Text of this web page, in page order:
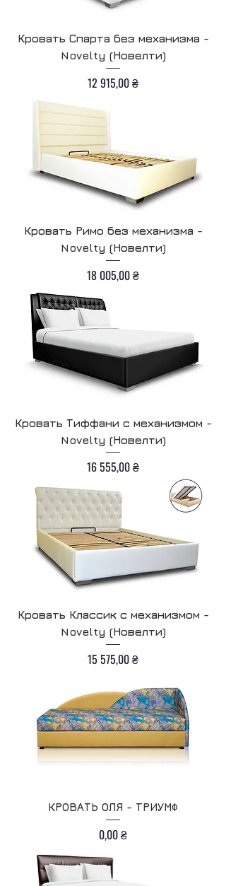
Кровать Спарта без механизма -
Novelty (Новелти)
Цена
12 915,00 ₴
Кровать Римо без механизма -
Novelty (Новелти)
Цена
18 005,00 ₴
Кровать Тиффани с механизмом -
Novelty (Новелти)
Цена
16 555,00 ₴
Кровать Классик с механизмом -
Novelty (Новелти)
Цена
15 575,00 ₴
КРОВАТЬ ОЛЯ - ТРИУМФ
Цена
0,00 ₴